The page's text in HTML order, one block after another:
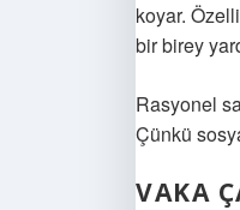
koyar.
bir birey
Rasyonel
Çünkü
VAKA